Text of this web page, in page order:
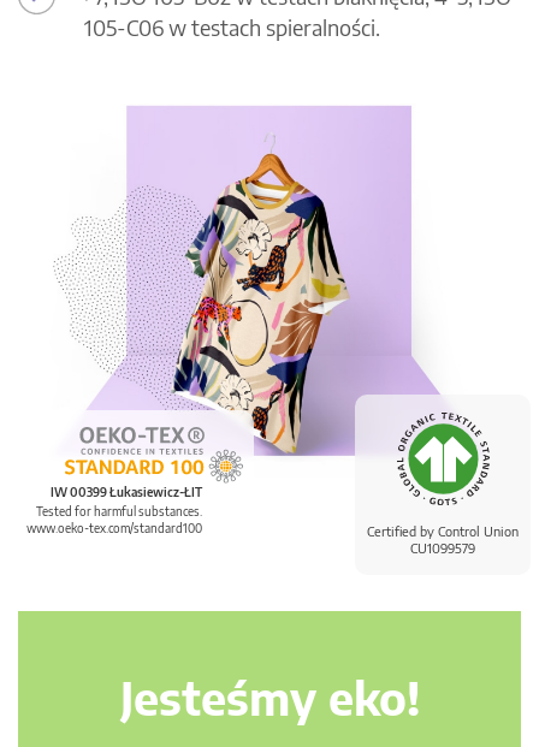
Certified by Control Union
CU1099579
IW 00399 Łukasiewicz-ŁIT
Tested for harmful substances.
www.oeko-tex.com/standard100
105-C06 w testach spieralności.
Jesteśmy eko!